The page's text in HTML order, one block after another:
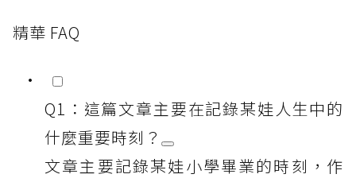
精華 FAQ
Q1：這篇文章主要在記錄某娃人生中的
什麼重要時刻？
文章主要記錄某娃小學畢業的時刻，作